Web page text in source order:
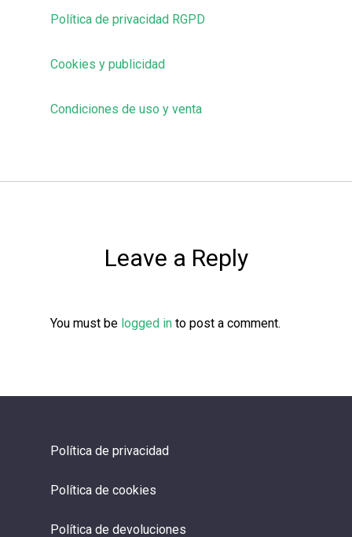
Política de privacidad RGPD
Cookies y publicidad
Condiciones de uso y venta
Leave a Reply
You must be logged in to post a comment.
Política de privacidad
Política de cookies
Política de devoluciones